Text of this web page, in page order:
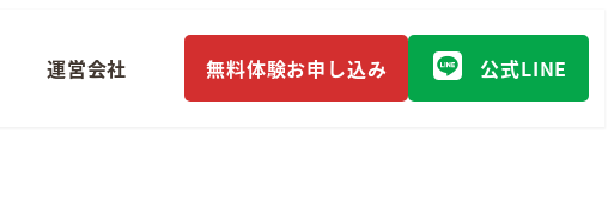
運営会社 無料体験お申し込み 公式LINE